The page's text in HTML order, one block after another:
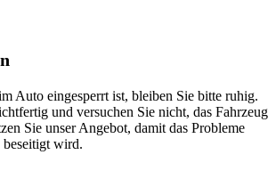
Auto eingesperrt ist, bleiben Sie bitte ruhig.
und versuchen Sie nicht, das Fahrzeug
Sie unser Angebot, damit das Probleme
beseitigt wird.